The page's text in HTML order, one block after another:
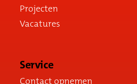
Projecten
Vacatures
Service
Contact opnemen